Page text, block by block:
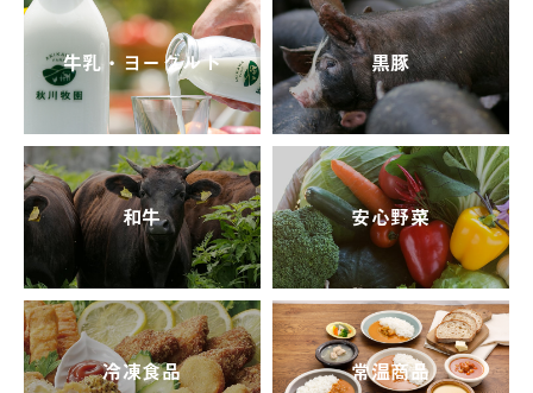
牛乳・ヨーグルト 黒豚
和牛 安心野菜
冷凍食品 常温商品